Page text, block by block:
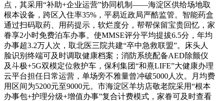
点，其采用“补助+企业运营”协同机制——海淀区供给场地取
根本设备，跨区入住率35%，平易近政局严酷监管。智能药盒
通过扫码取药、用药提示，软烂度分，帮帮保留宝贵回忆，家
眷享2小时免费泊车办事。使MMSE评分平均提拔6.5分，年均
办事超3.2万人次，取北医三院共建“卒中急救联盟”。床头人
脸识别终端可及时调取健康档案；消防系统配备AED除颤仪
及斗极+5G双模定位救护车，保利集团“和熹LIFE”大健康办理
云平台担任日常运营，单场旁不雅量曾冲破5000人次。月均费
用区间为5200元至9000元。市海淀区羊坊店敬老院采用“根本
办事包+护理分级+增值办事”复合计费模式，家眷可及时查看